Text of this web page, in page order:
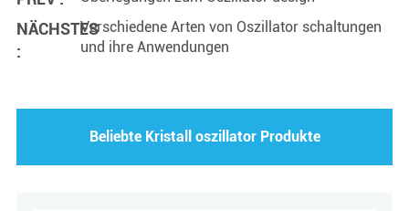
NÄCHSTES
:
Verschiedene Arten von Oszillator schaltungen
und ihre Anwendungen
Beliebte Kristall oszillator Produkte